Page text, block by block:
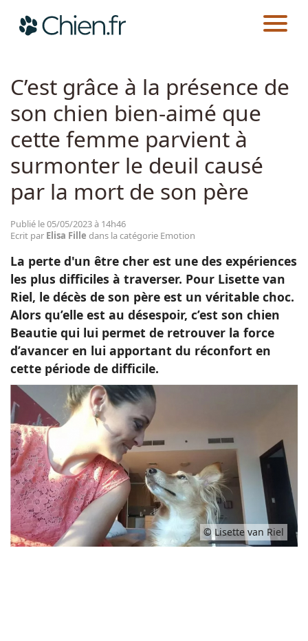
Races
Guides
CHIEN.FR ACTUALITÉS
C’est grâce à la présence de
son chien bien-aimé que
cette femme parvient à
surmonter le deuil causé
par la mort de son père
Publié le 05/05/2023 à 14h46
Ecrit par Elisa Fille dans la catégorie Emotion
La perte d'un être cher est une des expériences
les plus difficiles à traverser. Pour Lisette van
Riel, le décès de son père est un véritable choc.
Alors qu’elle est au désespoir, c’est son chien
Beautie qui lui permet de retrouver la force
d’avancer en lui apportant du réconfort en
cette période de difficile.
© Lisette van Riel